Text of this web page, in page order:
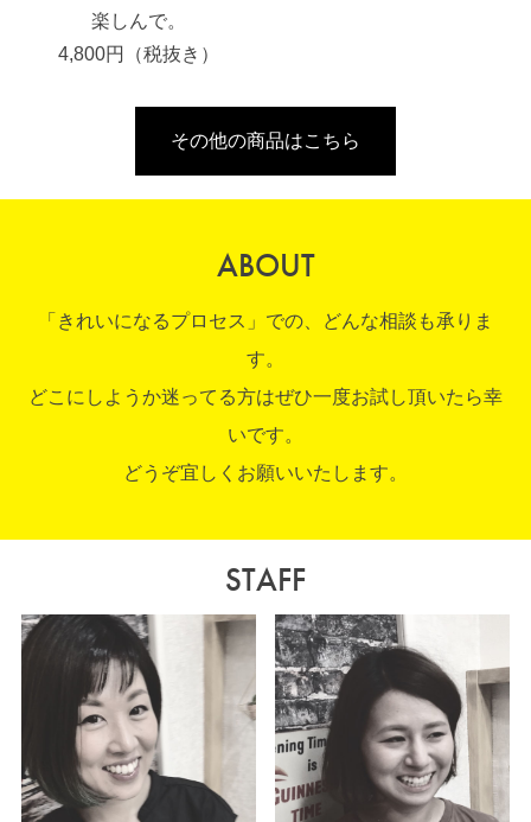
楽しんで。
4,800円（税抜き）
その他の商品はこちら
ABOUT
「きれいになるプロセス」での、どんな相談も承りま
す。
どこにしようか迷ってる方はぜひ一度お試し頂いたら幸
いです。
どうぞ宜しくお願いいたします。
STAFF